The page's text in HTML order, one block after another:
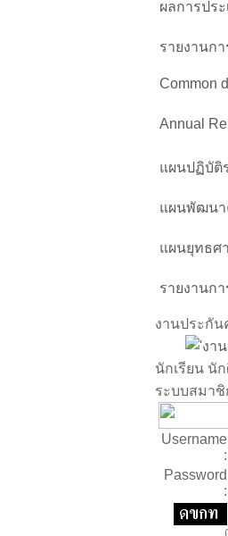
ผลการปร
รายงานก
Common
Annual
แผนปฏิบัติ
แผนพัฒน
แผนยุทธศ
รายงานก
งานประกั
นักเรียน นั
ระบบสมาชิ
Username
:
Password
: